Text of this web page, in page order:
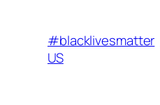
#blacklivesmatter
US